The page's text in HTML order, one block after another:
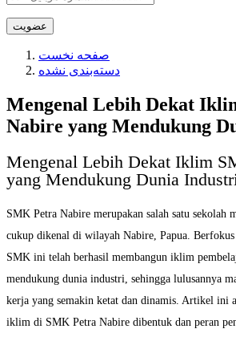
صفحه نخست
دسته‌بندی نشده
Mengenal Lebih Dekat
Nabire yang Mendukung
Mengenal Lebih Dekat Iklim
yang Mendukung Dunia Industri
SMK Petra Nabire merupakan salah satu sekolah
cukup dikenal di wilayah Nabire, Papua.
SMK ini telah berhasil membangun iklim
mendukung dunia industri, sehingga lulusannya
kerja yang semakin ketat dan dinamis. Artikel ini
iklim di SMK Petra Nabire dibentuk dan peran